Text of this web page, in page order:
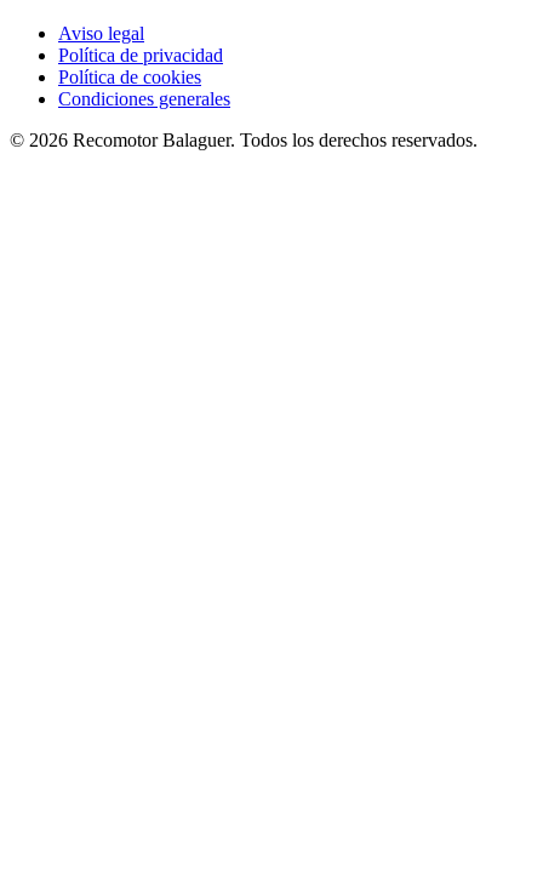
Aviso legal
Política de privacidad
Política de cookies
Condiciones generales
© 2026 RecomotorBalaguer. Todos los derechos reservados.